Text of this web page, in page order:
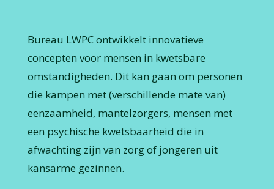
Bureau LWPC ontwikkelt innovatieve
concepten voor mensen in kwetsbare
omstandigheden. Dit kan gaan om personen
die kampen met (verschillende mate van)
eenzaamheid, mantelzorgers, mensen met
een psychische kwetsbaarheid die in
afwachting zijn van zorg of jongeren uit
kansarme gezinnen.